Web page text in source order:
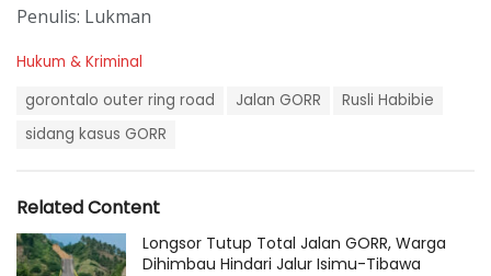
Penulis: Lukman
C
i
e
s
:
Hukum & Kriminal
gorontalo outer ring road Jalan GORR
Rusli Habibie
sidang kasus GORR
Related Content
Longsor Tutup Total Jalan GORR, Warga
Dihimbau Hindari Jalur Isimu-Tibawa